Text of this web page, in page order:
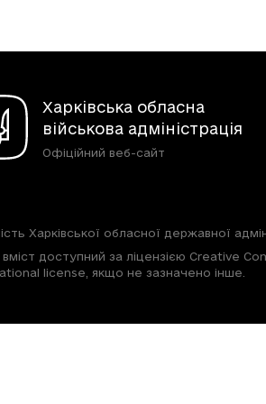
Харківська обласна
військова адміністрація
Офіційний веб-сайт
Харківської обласної державної
вміст доступний за ліцензією Creative
license, якщо не зазначено інше.